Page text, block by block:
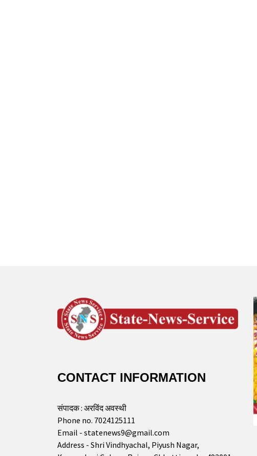
CONTACT INFORMATION
संपादक : अरविंद अवस्थी
Phone no. 7024125111
Email - statenews9@gmail.com
Address - Shri Vindhyachal, Piyush Nagar,